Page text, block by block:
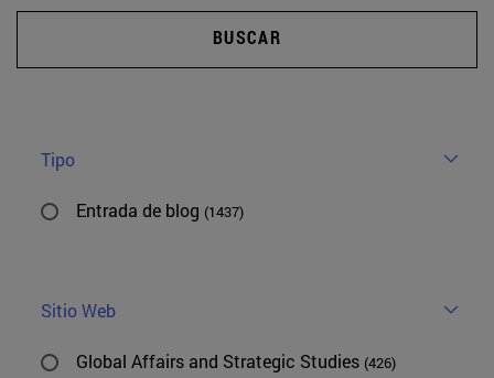
BUSCAR
Tipo
Entrada de blog (1437)
Sitio Web
Global Affairs and Strategic Studies (426)